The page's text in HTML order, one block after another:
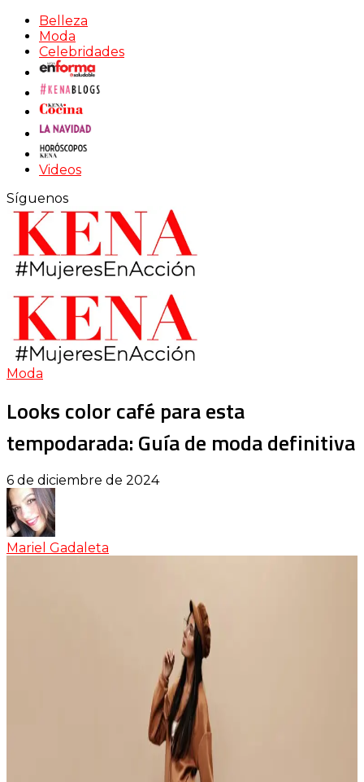
Belleza
Moda
Celebridades
Videos
Síguenos
Moda
Looks color café para esta
tempodarada: Guía de moda definitiva
6 de diciembre de 2024
Mariel Gadaleta